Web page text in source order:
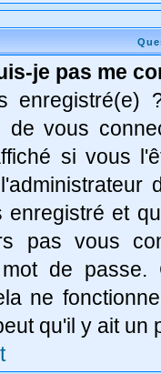
je pas me
enregistré(e)
de vous
si vous
enregistré et
pas vous
de
ne
qu'il y ait un